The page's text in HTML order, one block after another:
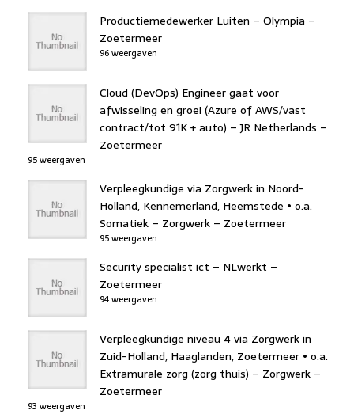
Productiemedewerker Luiten – Olympia –
Zoetermeer
96 weergaven
Cloud (DevOps) Engineer gaat voor
afwisseling en groei (Azure of AWS/vast
contract/tot 91K + auto) – JR Netherlands –
Zoetermeer
95 weergaven
Verpleegkundige via Zorgwerk in Noord-
Holland, Kennemerland, Heemstede • o.a.
Somatiek – Zorgwerk – Zoetermeer
95 weergaven
Security specialist ict – NLwerkt –
Zoetermeer
94 weergaven
Verpleegkundige niveau 4 via Zorgwerk in
Zuid-Holland, Haaglanden, Zoetermeer • o.a.
Extramurale zorg (zorg thuis) – Zorgwerk –
Zoetermeer
93 weergaven